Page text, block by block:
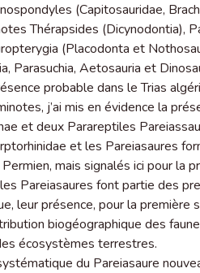
(Capitosauridae,
Thérapsides (Dicynodontia),
(Placodonta et
Parasuchia, Aetosauria et
probable dans le Trias
j’ai mis en évidence la
et deux Parareptiles
et les Pareiasaures
mais signalés ici pour la
Pareiasaures font partie des
leur présence, pour la première
biogéographique des
écosystèmes terrestres.
du Pareiasaure